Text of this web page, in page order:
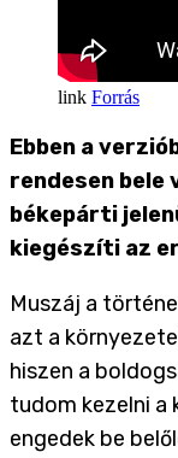
Forrás
Ebben a
rendesen bele
békepárti
kiegészíti az
Muszáj a
azt a
hiszen a
tudom kezelni a
engedek be